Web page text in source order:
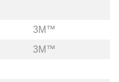
3M™
3M™